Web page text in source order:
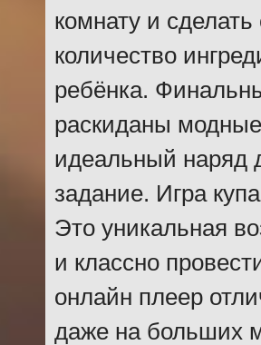
комнату и
количество
ребёнка.
раскиданы
идеальный наряд
задание. Игра
Это уникальная
и классно
онлайн плеер
даже на больших